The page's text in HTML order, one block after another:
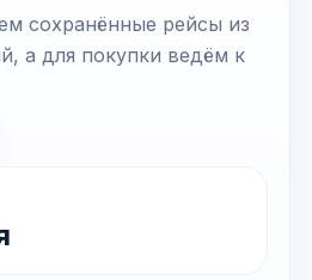
сохранённые рейсы из
а для покупки ведём к